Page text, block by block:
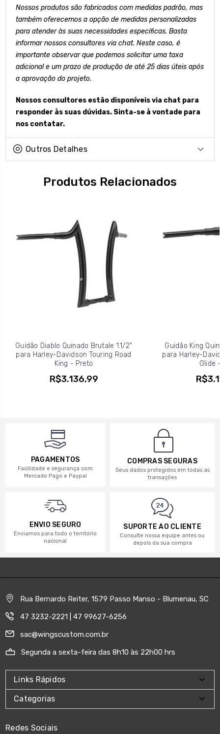
Nossos produtos são fabricados com medidas padrão, mas
também oferecemos a opção de medidas personalizadas
para atender às suas necessidades específicas. Basta
informar nossos consultores via chat. Neste caso, é
importante observar que podemos solicitar uma taxa
adicional e um prazo de produção de até 25 dias úteis após
a aprovação do projeto.
Nossos consultores estão disponíveis via chat para
responder às suas dúvidas. Sinta-se à vontade para
nos contatar.
Outros Detalhes
Produtos Relacionados
Guidão Diablo Quinado Brutale 1.1/2"
para Harley-Davidson Touring Road
King - Preto
R$3.136,99
Guidão King
para Harley-
Glide
PAGAMENTOS
Facilidade e segurança com
Mercado Pago e Paypal
COMPRAS SEGURAS
Seus dados protegidos em todas as
transações
ENVIO SEGURO
Enviamos para todo o território
nacional
SUPORTE AO CLIENTE
Consulte nossa equipe antes ou
depois da sua compra
Rua Bernardo Reiter, 1579 Passo Manso - Blumenau, SC
47 3232-2221 | 47 99627-6256
sac@wingscustom.com.br
Segunda a sexta-feira das 8h10 às 22h00 hrs
Links Rápidos
Categorias
Redes Sociais